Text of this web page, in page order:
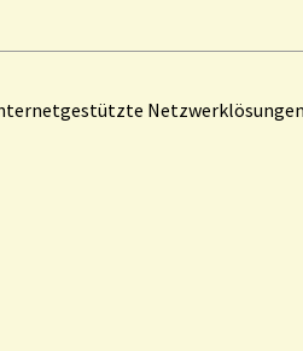
Netzwerklösungen